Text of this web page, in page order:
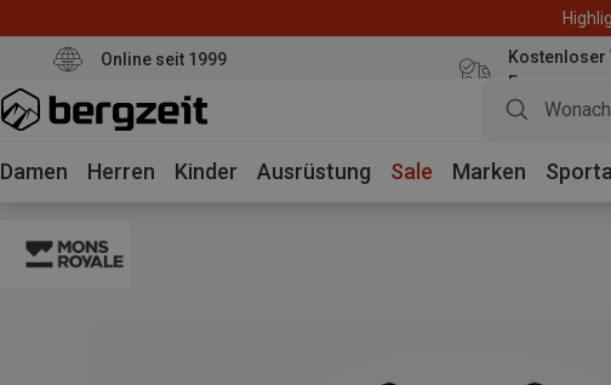
Online seit 1999
Kostenloser
Euro
Damen Herren Kinder Ausrüstung Sale Marken